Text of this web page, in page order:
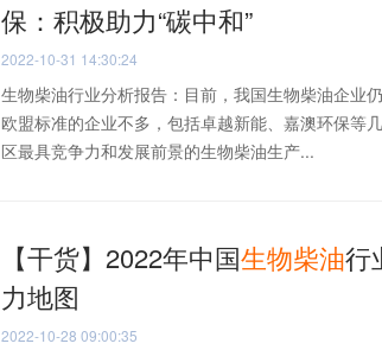
保：积极助力“碳中和”
2022-10-31 14:30:24
生物柴油行业分析报告：目前，我国生物柴油企业
欧盟标准的企业不多，包括卓越新能、嘉澳环保等
区最具竞争力和发展前景的生物柴油生产...
【干货】2022年中国生物柴油行
力地图
2022-10-28 09:00:35